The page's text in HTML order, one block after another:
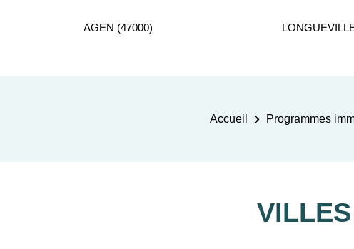
AGEN (47000)
Accueil Programmes